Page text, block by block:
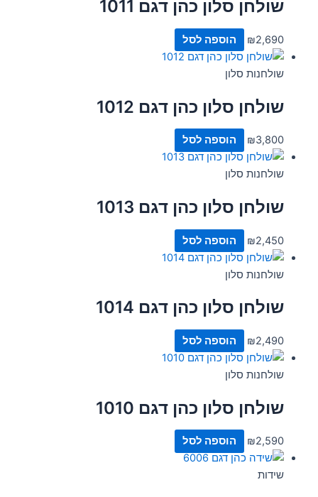
שולחן סלון כהן דגם 1011
₪2,690 הוספה לסל
שולחנות סלון
שולחן סלון כהן דגם 1012
₪3,800 הוספה לסל
שולחנות סלון
שולחן סלון כהן דגם 1013
₪2,450 הוספה לסל
שולחנות סלון
שולחן סלון כהן דגם 1014
₪2,490 הוספה לסל
שולחנות סלון
שולחן סלון כהן דגם 1010
₪2,590 הוספה לסל
שידות